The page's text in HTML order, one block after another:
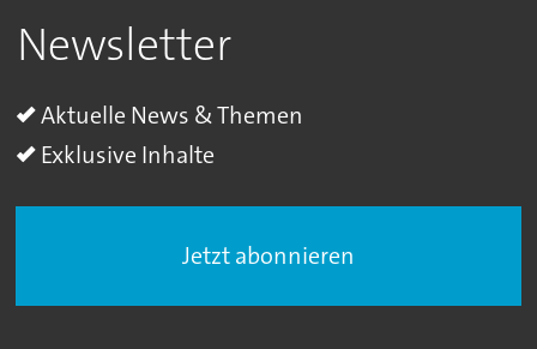
Newsletter
Aktuelle News & Themen
Exklusive Inhalte
Jetzt abonnieren